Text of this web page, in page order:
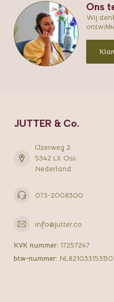
Ons
Wij
JUTTER & Co.
IJzerweg 2
5342 LX Oss
Nederland
073-2008300
info@jutter.co
KVK nummer: 17257247
btw-nummer: